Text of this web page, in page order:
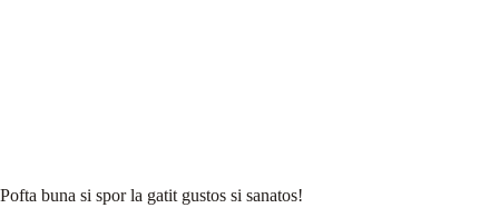
Pofta buna si spor la gatit gustos si sanatos!